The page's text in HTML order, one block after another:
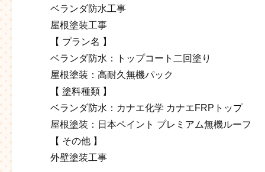
ベランダ防水工事
屋根塗装工事
【 プラン名 】
ベランダ防水：トップコート二回塗り
屋根塗装：高耐久無機パック
【 塗料種類 】
ベランダ防水：カナエ化学 カナエFRPトップ
屋根塗装：日本ペイント プレミアム無機ルーフ
【 その他 】
外壁塗装工事